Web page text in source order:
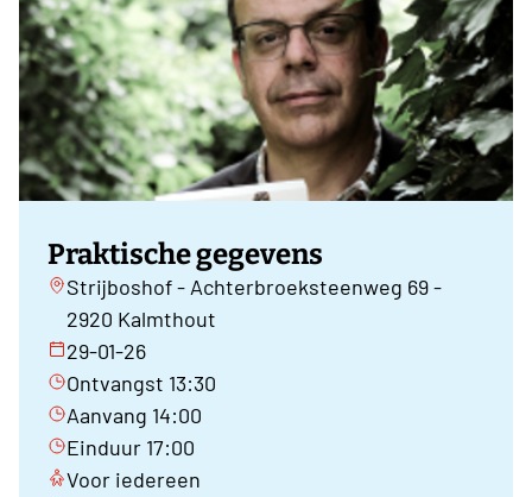
Praktische gegevens
Strijboshof - Achterbroeksteenweg 69 -
2920 Kalmthout
29-01-26
Ontvangst 13:30
Aanvang 14:00
Einduur 17:00
Voor iedereen